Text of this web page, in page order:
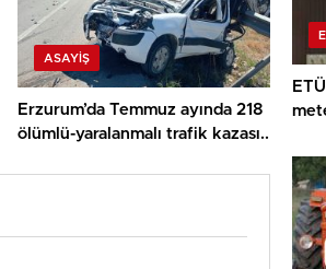
ASAYİŞ
Erzurum’da Temmuz ayında 218
ölümlü-yaralanmalı trafik kazası..